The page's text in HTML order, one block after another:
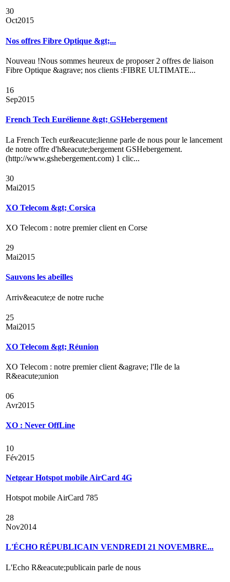
30
Oct2015
Nos offres Fibre Optique &gt;...
Nouveau !Nous sommes heureux de proposer 2 offres de liaison
Fibre Optique &agrave; nos clients :FIBRE ULTIMATE...
16
Sep2015
French Tech Eurélienne &gt; GSHebergement
La French Tech eur&eacute;lienne parle de nous pour le lancement
de notre offre d'h&eacute;bergement GSHebergement.
(http://www.gshebergement.com) 1 clic...
30
Mai2015
XO Telecom &gt; Corsica
XO Telecom : notre premier client en Corse
29
Mai2015
Sauvons les abeilles
Arriv&eacute;e de notre ruche
25
Mai2015
XO Telecom &gt; Réunion
XO Telecom : notre premier client &agrave; l'Ile de la
R&eacute;union
06
Avr2015
XO : Never OffLine
10
Fév2015
Netgear Hotspot mobile AirCard 4G
Hotspot mobile AirCard 785
28
Nov2014
L'ÉCHO RÉPUBLICAIN VENDREDI 21 NOVEMBRE...
L'Echo R&eacute;publicain parle de nous